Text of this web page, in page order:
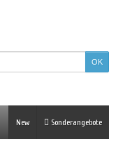
Sonderangebote
New